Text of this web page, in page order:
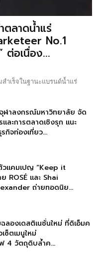
ตลาดน้ำแร่
No.1
อเนื่อง...
ำเร็จในฐานะแบรนด์น้ำแร่
ฬาลงกรณ์มหาวิทยาลัย จัด
ละการตลาดเชิงรุก แนะ
กิจท่องเที่ยว...
วแคมเปญ “Keep it
ROSÉ และ Shai
ถ่ายทอดนิย...
ลองเดสติเนชั่นใหม่ ที่ดิเอ็มค
ซ็ตเมนูใหม่
ฟ 4 วัตถุดิบล้ำค...